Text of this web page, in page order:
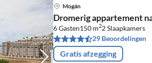
Mogán
Dromerig appartement
6 Gasten150 m22Slaapkamers
29 Beoordelingen
Gratis afzegging